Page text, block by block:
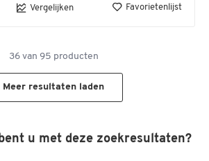
Vergelijken Favorietenlijst
36van 95 producten
Meer resultaten laden
u met deze zoekresultaten?